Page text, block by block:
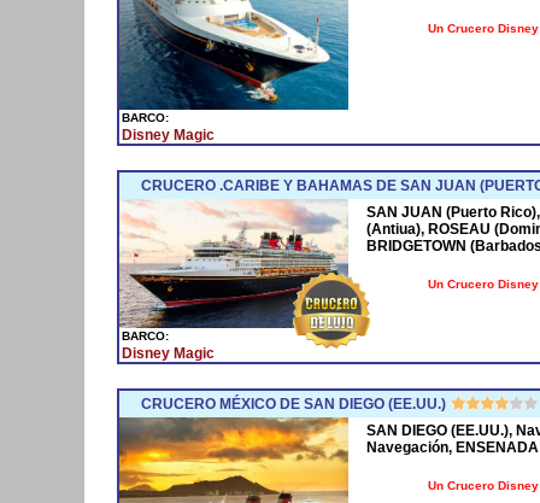
BARCO:
Disney Magic
Un Crucero
CRUCERO .CARIBE Y BAHAMAS DE SAN JUAN
BARCO:
Disney Magic
SAN JUAN (Puerto
(Antiua), ROSEAU
BRIDGETOWN
Un Crucero
CRUCERO MÉXICO DE SAN DIEGO (EE.UU.)
SAN DIEGO (EE.UU.),
Navegación,
Un Crucero